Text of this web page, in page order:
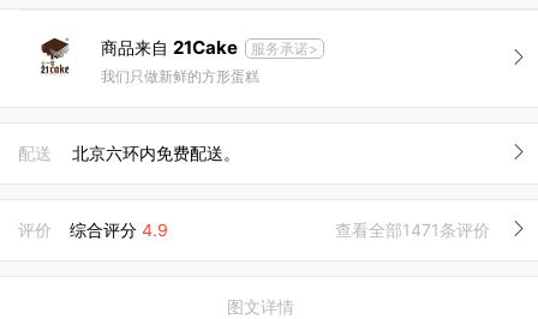
商品来自 21Cake
服务承诺>
我们只做新鲜的方形蛋糕
配送 北京六环内免费配送。
评价 综合评分 4.9 查看全部1471条评价
图文详情